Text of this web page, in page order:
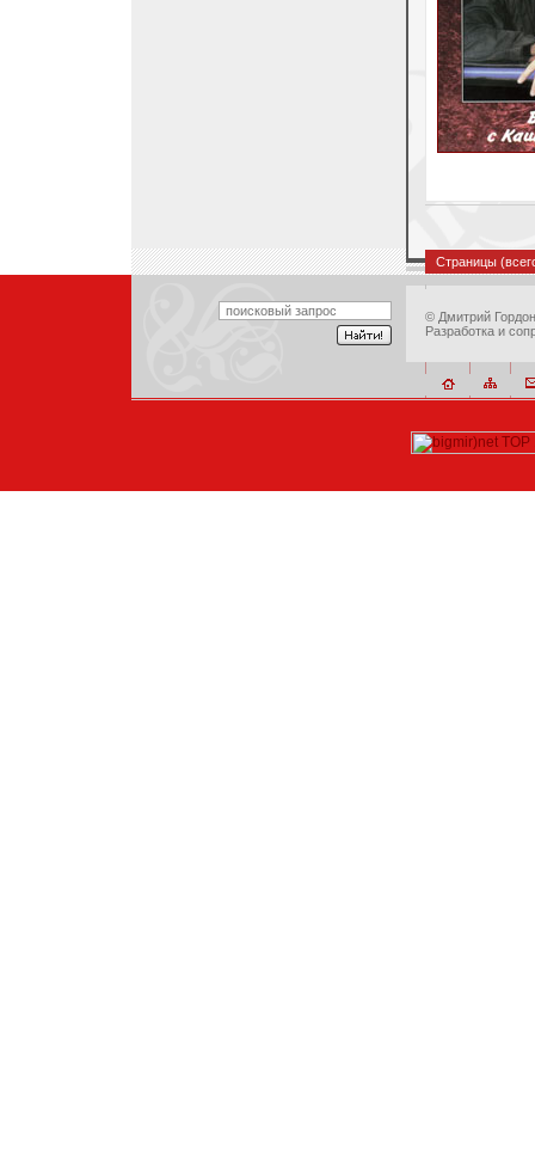
Страницы
© Дмитрий Гордон
Разработка и